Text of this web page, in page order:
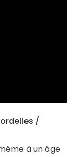
/
à un âge